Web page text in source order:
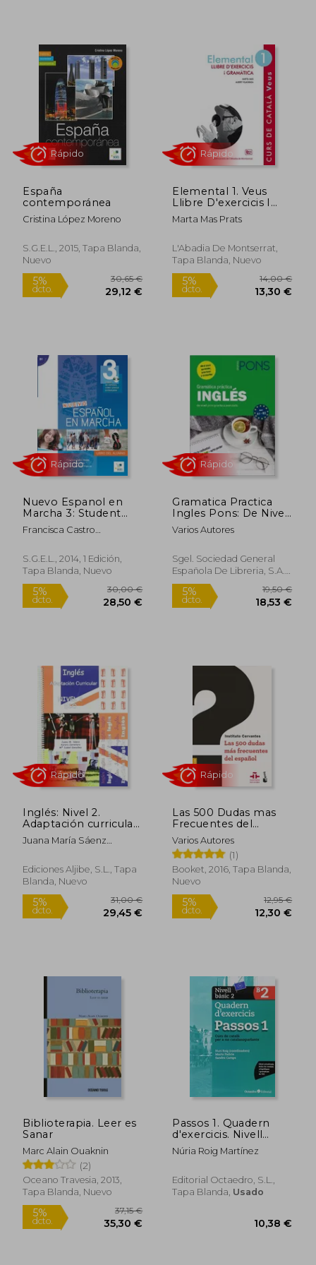
5%
dcto.
19,00 €
18,05 €
Rápido
5%
Rápido
España
contemporánea
Cristina López Moreno
S.G.E.L., 2015, Tapa Blanda,
Nuevo
5%
dcto. 29,12 €
Rápido
Elemental 1. Veus
Llibre D'exercicis I
Gramàtica
Marta Mas Prats
L'Abadia De Montserrat,
Tapa Blanda, Nuevo
5%
dcto.
Rápido
Nuevo Espanol en
Marcha 3: Student
Book With cd Level
b1: Level 3: Curso de
Lengua Extranjera
Francisca Castro
Rodero Díez,Carmen
Sardinero Francos
S.G.E.L., 2014, 1 Edición,
Tapa Blanda, Nuevo
Rápido
Gramatica Practica
Ingles Pons: De Nivel
Principiante a
Avanzado
Varios Autores
Sgel. Sociedad General
Española De Libreria, S.A.,
2019, Tapa Blanda, Nuevo
Rápido
Inglés: Nivel 2.
Adaptación curricular.
E.S.O.
Juana María Sáenz
Ediciones Aljibe, S.L., Tapa
Blanda, Nuevo
Las 500 Dudas mas
Frecuentes del
Español
Varios Autores
(1)
Booket, 2016, Tapa Blanda,
Nuevo
Biblioterapia. Leer es
Sanar
Marc Alain Ouaknin
(2)
Oceano Travesia, 2013,
Tapa Blanda, Nuevo
Passos 1. Quadern
d'exercicis. Nivell
Bàsic 2: Nivell Bàsic.
Curs de català per a
Núria Roig Martínez
Editorial Octaedro, S.L.,
Tapa Blanda, Usado